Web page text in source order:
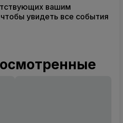
вашим
увидеть все события